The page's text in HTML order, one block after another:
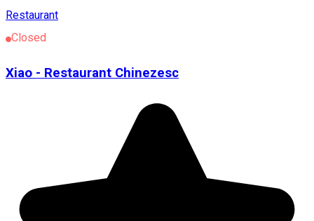
Restaurant
Closed
Xiao - Restaurant Chinezesc